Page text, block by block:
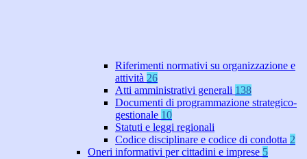
Riferimenti normativi su organizzazione e
attività 26
Atti amministrativi generali 138
Documenti di programmazione strategico-
gestionale 10
Statuti e leggi regionali
Codice disciplinare e codice di condotta 2
Oneri informativi per cittadini e imprese 5